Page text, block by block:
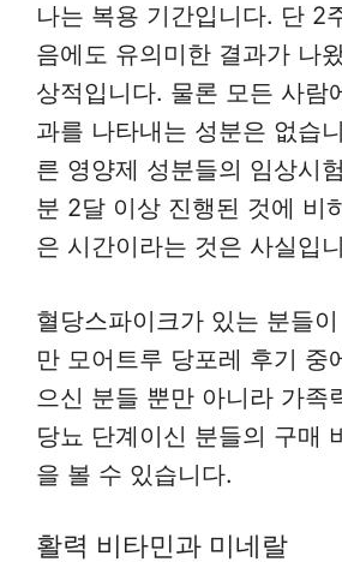
나는 복용 기간입니다. 단 2
음에도 유의미한 결과가 나
상적입니다. 물론 모든 사람
과를 나타내는 성분은 없습
른 영양제 성분들의 임상시
분 2달 이상 진행된 것에 비
은 시간이라는 것은 사실입
혈당스파이크가 있는 분들
만 모어트루 당포레 후기 중
으신 분들 뿐만 아니라 가족
당뇨 단계이신 분들의 구매
을 볼 수 있습니다.
활력 비타민과 미네랄